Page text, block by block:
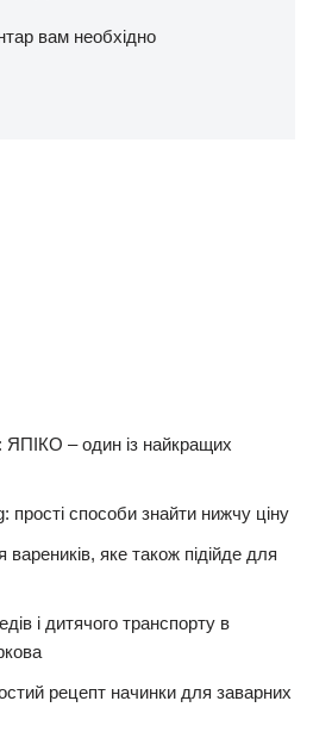
вам необхідно
ЯПІКО – один із найкращих
способи знайти нижчу ціну
яке також підійде для
і дитячого транспорту в
рецепт начинки для заварних